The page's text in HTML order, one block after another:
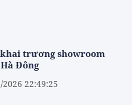
khai trương showroom
Đông
2026 22:49:25